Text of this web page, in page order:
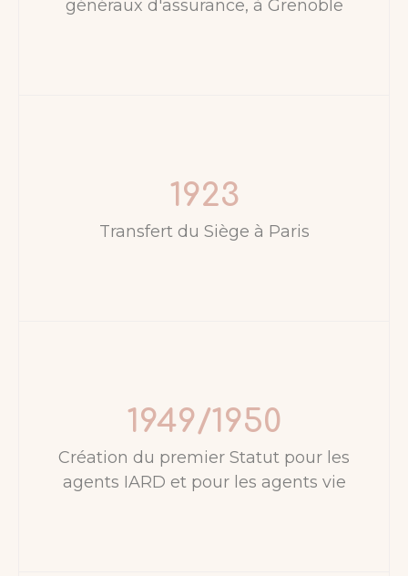
généraux d'assurance, à Grenoble
1923
Transfert du Siège à Paris
1949/1950
Création du premier Statut pour les
agents IARD et pour les agents vie